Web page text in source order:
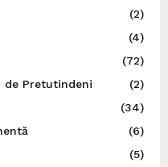
(2)
(4)
(72)
de Pretutindeni
(2)
(34)
(6)
(5)